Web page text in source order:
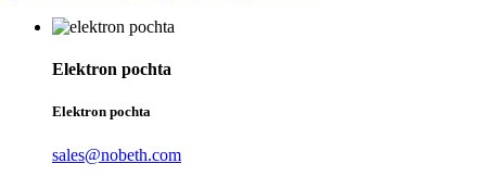
Elektron pochta
Elektron pochta
sales@nobeth.com